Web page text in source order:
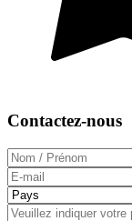
Contactez-nous